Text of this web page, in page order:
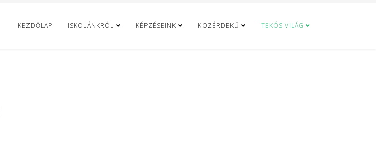
KEZDŐLAP ISKOLÁNKRÓL KÉPZÉSEINK KÖZÉRDEKŰ TEKÓS VILÁG